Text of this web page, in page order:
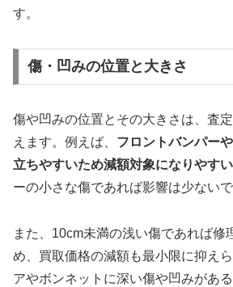
す。
傷・凹みの位置と大きさ
傷や凹みの位置とその大きさは、査
えます。例えば、 フロントバンパー
立ちやすいため減額対象になりやすい
ーの小さな傷であれば影響は少ないで
また、10cm未満の浅い傷であれば修
め、買取価格の減額も最小限に抑え
アやボンネットに深い傷や凹みがあ